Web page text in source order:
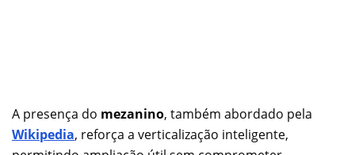
A presença do mezanino, também abordado pela
Wikipedia, reforça a verticalização inteligente,